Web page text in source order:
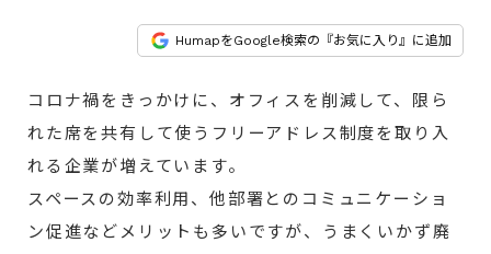
HumapをGoogle検索の『お気に入り』に追加
コロナ禍をきっかけに、オフィスを削減して、限ら
れた席を共有して使うフリーアドレス制度を取り入
れる企業が増えています。
スペースの効率利用、他部署とのコミュニケーショ
ン促進などメリットも多いですが、うまくいかず廃